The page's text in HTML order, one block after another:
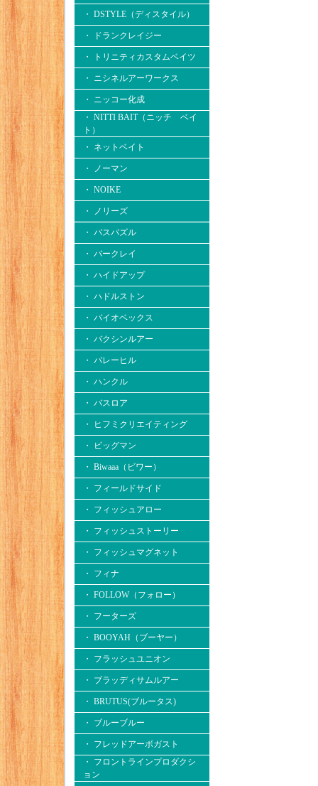
・ DSTYLE（ディスタイル）
・ ドランクレイジー
・ トリニティカスタムベイツ
・ ニシネルアーワークス
・ ニッコー化成
・ NITTI BAIT（ニッチ ベイ
ト）
・ ネットベイト
・ ノーマン
・ NOIKE
・ ノリーズ
・ バスパズル
・ バークレイ
・ ハイドアップ
・ ハドルストン
・ バイオベックス
・ バクシンルアー
・ バレーヒル
・ ハンクル
・ バスロア
・ ヒフミクリエイティング
・ ビッグマン
・ Biwaaa（ビワー）
・ フィールドサイド
・ フィッシュアロー
・ フィッシュストーリー
・ フィッシュマグネット
・ フィナ
・ FOLLOW（フォロー）
・ フーターズ
・ BOOYAH（ブーヤー）
・ フラッシュユニオン
・ ブラッディサムルアー
・ BRUTUS(ブルータス)
・ ブルーブルー
・ フレッドアーボガスト
・ フロントラインプロダクシ
ョン